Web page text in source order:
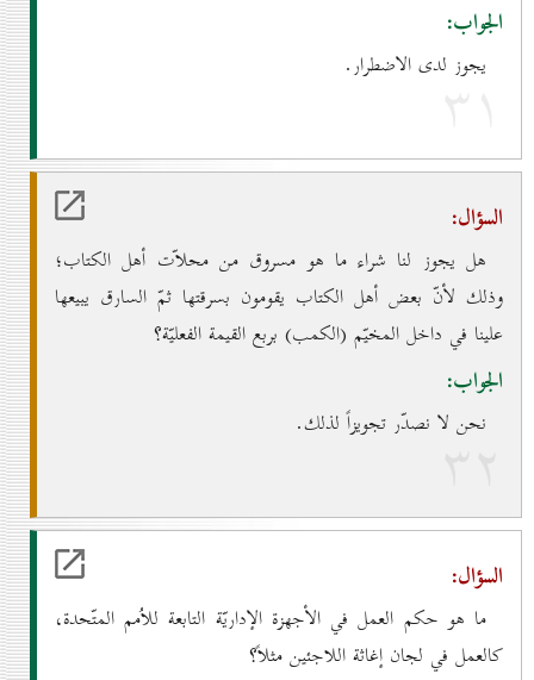
الجواب:
يجوز لدى الاضطرار.
۳۱
السؤال:
هل يجوز لنا شراء ما هو مسروق من محلاّت أهل الكتاب؛
وذلك لأنّ بعض أهل الكتاب يقومون بسرقتها ثمّ السارق يبيعها
علينا في داخل المخيّم (الكمب) بربع القيمة الفعليّة؟
الجواب:
نحن لا نصدّر تجويزاً لذلك.
۳۲
السؤال:
ما هو حكم العمل في الأجهزة الإداريّة التابعة للاُمم المتّحدة،
كالعمل في لجان إغاثة اللاجئين مثلاً؟